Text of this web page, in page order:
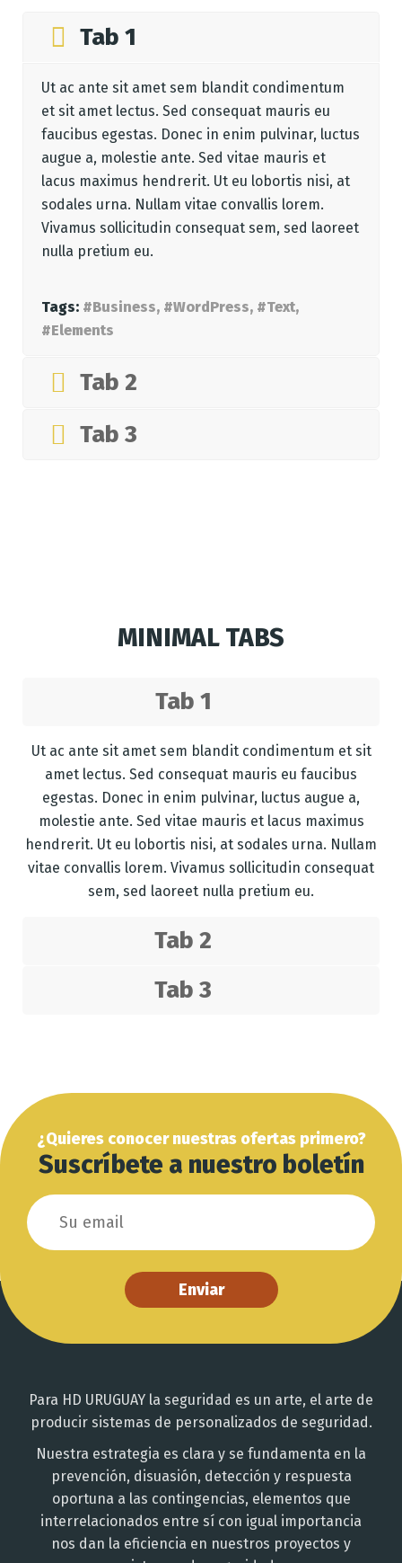
Tab 1
Ut ac ante sit amet sem blandit condimentum
et sit amet lectus. Sed consequat mauris eu
faucibus egestas. Donec in enim pulvinar, luctus
augue a, molestie ante. Sed vitae mauris et
lacus maximus hendrerit. Ut eu lobortis nisi, at
sodales urna. Nullam vitae convallis lorem.
Vivamus sollicitudin consequat sem, sed laoreet
nulla pretium eu.
Tags: #Business, #WordPress, #Text,
#Elements
Tab 2
Tab 3
MINIMAL TABS
Tab 1
Ut ac ante sit amet sem blandit condimentum et sit
amet lectus. Sed consequat mauris eu faucibus
egestas. Donec in enim pulvinar, luctus augue a,
molestie ante. Sed vitae mauris et lacus maximus
hendrerit. Ut eu lobortis nisi, at sodales urna. Nullam
vitae convallis lorem. Vivamus sollicitudin consequat
sem, sed laoreet nulla pretium eu.
Tab 2
Tab 3
¿Quieres conocer nuestras ofertas primero?
Suscríbete a nuestro boletín
Enviar
Para HD URUGUAY la seguridad es un arte, el arte de
producir sistemas de personalizados de seguridad.
Nuestra estrategia es clara y se fundamenta en la
prevención, disuasión, detección y respuesta
oportuna a las contingencias, elementos que
interrelacionados entre sí con igual importancia
nos dan la eficiencia en nuestros proyectos y